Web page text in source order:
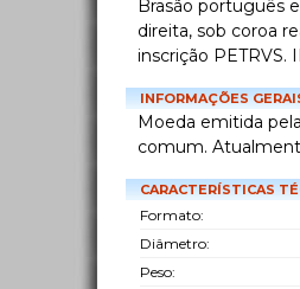
Brasão português
direita, sob coroa
inscrição PETRVS.
INFORMAÇÕES
Moeda emitida pela
comum.
CARACTERÍSTICAS
Formato:
Diâmetro:
Peso: